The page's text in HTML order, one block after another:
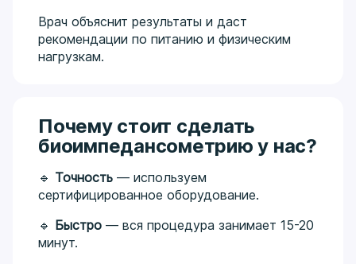
Врач объяснит результаты и даст
рекомендации по питанию и физическим
нагрузкам.
Почему стоит сделать
биоимпедансометрию у нас?
🔹 Точность — используем
сертифицированное оборудование.
🔹 Быстро — вся процедура занимает 15-20
минут.